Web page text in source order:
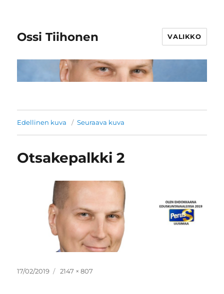
Ossi Tiihonen VALIKKO
Edellinen kuva Seuraava kuva
Otsakepalkki 2
Julkaistu
17/02/2019 Täysikokoinen
2147 × 807